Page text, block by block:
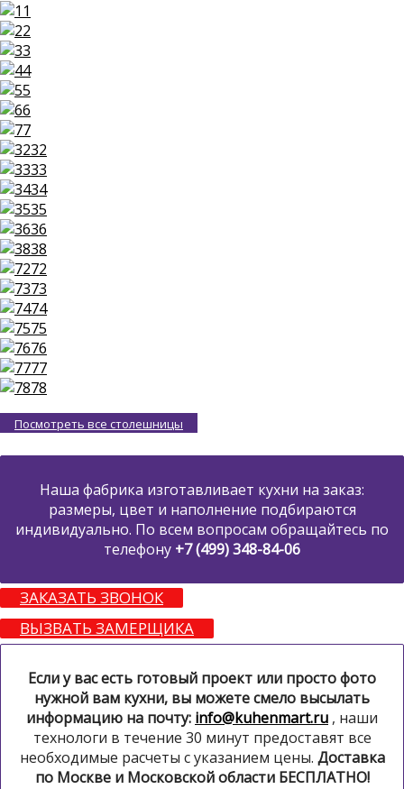
1
2
3
4
5
6
7
32
33
34
35
36
38
72
73
74
75
76
77
78
Посмотреть все столешницы
Наша фабрика изготавливает кухни на заказ:
размеры, цвет и наполнение подбираются
индивидуально. По всем вопросам обращайтесь по
телефону +7 (499) 348-84-06
ЗАКАЗАТЬ ЗВОНОК
ВЫЗВАТЬ ЗАМЕРЩИКА
Если у вас есть готовый проект или просто фото
нужной вам кухни, вы можете смело высылать
информацию на почту: info@kuhenmart.ru , наши
технологи в течение 30 минут предоставят все
необходимые расчеты с указанием цены. Доставка
по Москве и Московской области БЕСПЛАТНО!